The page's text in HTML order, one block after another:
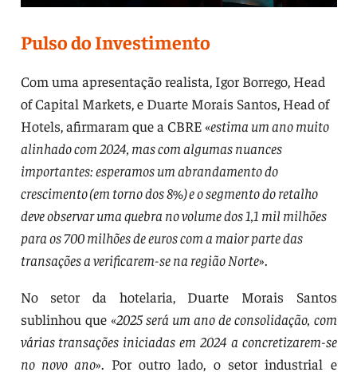
Pulso do Investimento
Com uma apresentação realista, Igor Borrego, Head
of Capital Markets, e Duarte Morais Santos, Head of
Hotels, afirmaram que a CBRE «estima um ano muito
alinhado com 2024, mas com algumas nuances
importantes: esperamos um abrandamento do
crescimento (em torno dos 8%) e o segmento do retalho
deve observar uma quebra no volume dos 1,1 mil milhões
para os 700 milhões de euros com a maior parte das
transações a verificarem-se na região Norte».
No setor da hotelaria, Duarte Morais Santos
sublinhou que «2025 será um ano de consolidação, com
várias transações iniciadas em 2024 a concretizarem-se
no novo ano». Por outro lado, o setor industrial e